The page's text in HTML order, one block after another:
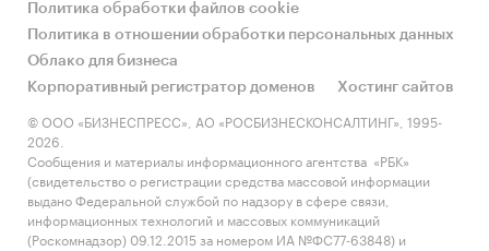
Политика обработки файлов cookie
Политика в отношении обработки персональных данных
Облако для бизнеса
Корпоративный регистратор доменов
Хостинг сайтов
© ООО «БИЗНЕСПРЕСС», АО «РОСБИЗНЕСКОНСАЛТИНГ», 1995-
2026.
Сообщения и материалы информационного агентства «РБК»
(свидетельство о регистрации средства массовой информации
выдано Федеральной службой по надзору в сфере связи,
информационных технологий и массовых коммуникаций
(Роскомнадзор) 09.12.2015 за номером ИА №ФС77-63848) и